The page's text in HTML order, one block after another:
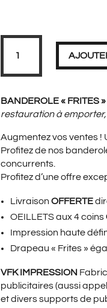
PRIX
quantité
Banderole
XL
mètres
BANDEROLE « FRITES
restauration à
Augmentez vos ventes !
Profitez de nos
concurrents.
Profitez d’une offre
LivraisonOFFERTE
OEILLETS aux 4 coins
Impression haute
Drapeau « Frites »
VFK IMPRESSION
publicitaires (aussi
et divers supports de